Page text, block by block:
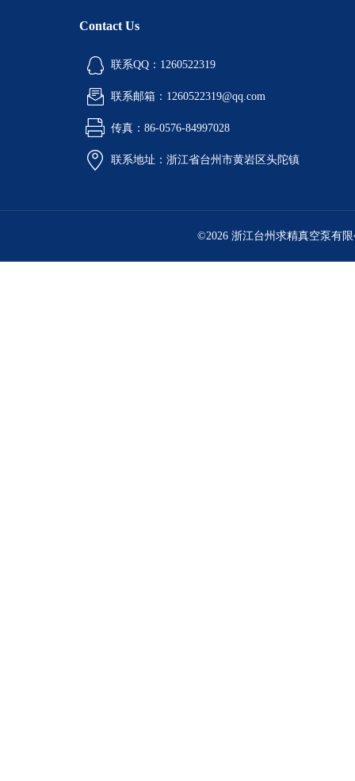
Contact Us
联系QQ：1260522319
联系邮箱：1260522319@qq.com
传真：86-0576-84997028
联系地址：浙江省台州市黄岩区头陀镇
©2026 浙江台州求精真空泵有